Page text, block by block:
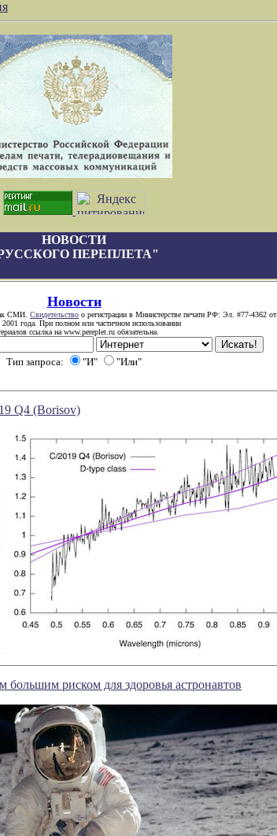
НОВОСТИ
ПЕРЕПЛЕТА"
Новости
СМИ. Свидетельство о регистрации в Министерстве печати РФ: Эл. #77-4362 от
2001 года. При полном или частичном использовании
ссылка на www.pereplet.ru обязательна.
Тип запроса: "И" "Или"
Q4 (Borisov)
риском для здоровья астронавтов